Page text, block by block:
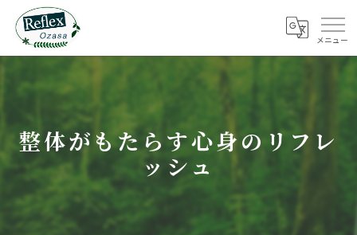
整体がもたらす心身のリフレ
ッシュ